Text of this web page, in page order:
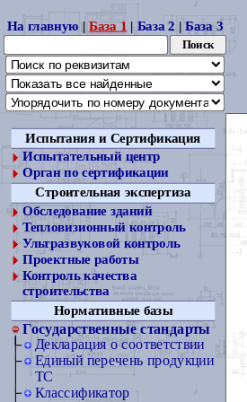
На главную |База 1 | База 2 |База 3
Испытания и Сертификация
Испытательный центр
Орган по сертификации
Строительная экспертиза
Обследование зданий
Тепловизионный контроль
Ультразвуковой контроль
Проектные работы
Контроль качества
строительства
Нормативные базы
Государственные стандарты
Декларация о соответствии
Единый перечень продукции
ТС
Классификатор